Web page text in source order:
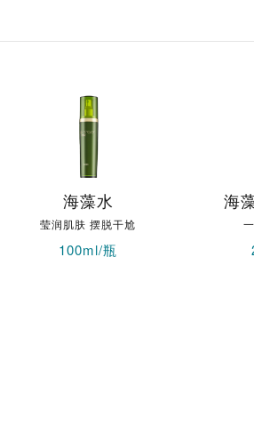
海藻水
莹润肌肤 摆脱干尬
100ml/瓶
海